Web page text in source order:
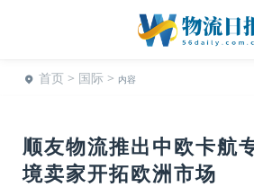
首页 > 国际 > 内容
顺友物流推出中欧卡航
境卖家开拓欧洲市场